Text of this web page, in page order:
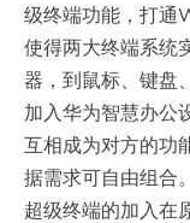
级终端功能，打通
使得两大终端系统
器，到鼠标、键盘
加入华为智慧办公
互相成为对方的功
据需求可自由组合。
超级终端的加入在